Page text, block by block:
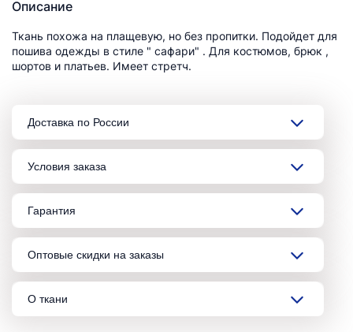
Описание
Ткань похожа на плащевую, но без пропитки. Подойдет для
пошива одежды в стиле " сафари" . Для костюмов, брюк ,
шортов и платьев. Имеет стретч.
Доставка по России
Условия заказа
Гарантия
Оптовые скидки на заказы
О ткани